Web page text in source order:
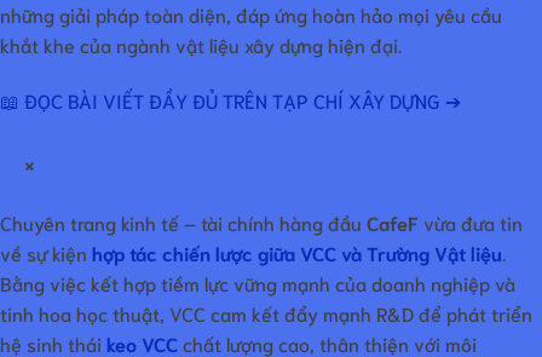
những giải pháp toàn diện, đáp ứng hoàn hảo mọi yêu cầu
khắt khe của ngành vật liệu xây dựng hiện đại.
📖 ĐỌC BÀI VIẾT ĐẦY ĐỦ TRÊN TẠP CHÍ XÂY DỰNG ➔
×
Chuyên trang kinh tế – tài chính hàng đầu CafeFvừa đưa tin
về sự kiện hợp tác chiến lược giữa VCC và Trường Vật liệu
Bằng việc kết hợp tiềm lực vững mạnh của doanh nghiệp và
tinh hoa học thuật, VCC cam kết đẩy mạnh R&D để phát triển
hệ sinh thái keo VCC chất lượng cao, thân thiện với môi